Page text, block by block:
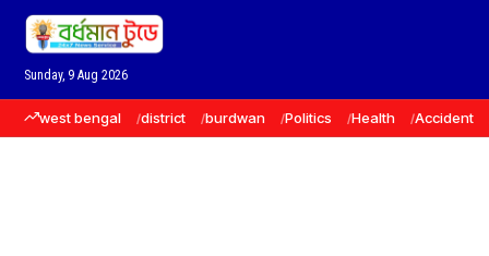
Sunday, 9 Aug 2026
west bengal district burdwan Politics Health Accident